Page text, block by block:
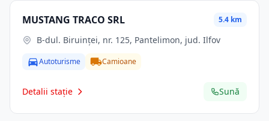
MUSTANG TRACO SRL 5.4 km
B-dul. Biruinţei, nr. 125, Pantelimon, jud. Ilfov
Autoturisme Camioane
Detalii stație Sună